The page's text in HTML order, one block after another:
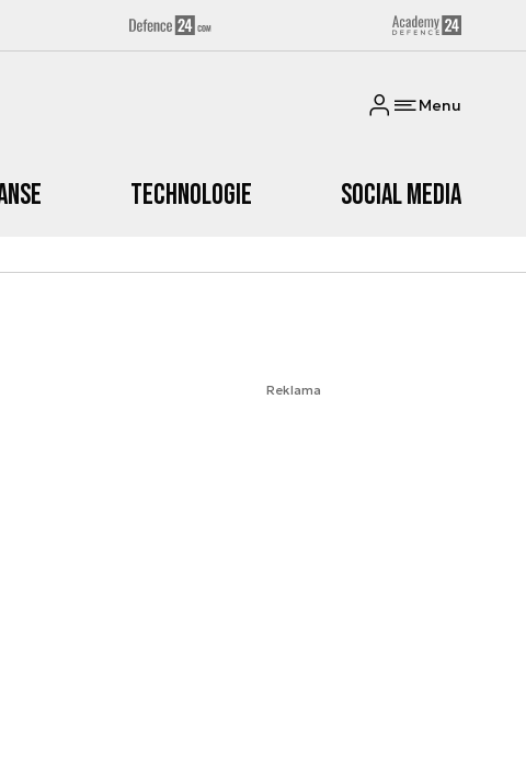
Menu
Technologie Social media
Reklama